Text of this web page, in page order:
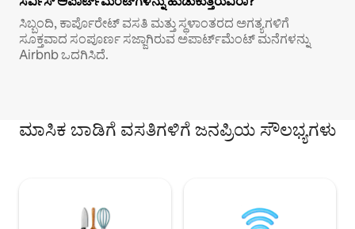
ಸಿಬ್ಬಂದಿ, ಕಾರ್ಪೊರೇಟ್ ವಸತಿ ಮತ್ತು ಸ್ಥಳಾಂತರದ ಅಗತ್ಯಗಳಿಗೆ
ಸೂಕ್ತವಾದ ಸಂಪೂರ್ಣ ಸಜ್ಜಾಗಿರುವ ಅಪಾರ್ಟ್‌ಮೆಂಟ್ ಮನೆಗಳನ್ನು
Airbnb ಒದಗಿಸಿದೆ.
ಮಾಸಿಕ ಬಾಡಿಗೆ ವಸತಿಗಳಿಗೆ ಜನಪ್ರಿಯ ಸೌಲಭ್ಯಗಳು